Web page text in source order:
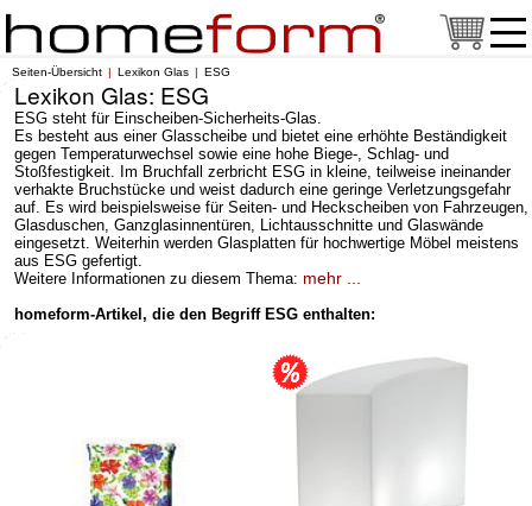
Seiten-Übersicht Lexikon Glas ESG
Lexikon Glas: ESG
ESG steht für Einscheiben-Sicherheits-Glas.
Es besteht aus einer Glasscheibe und bietet eine erhöhte Beständigkeit
gegen Temperaturwechsel sowie eine hohe Biege-, Schlag- und
Stoßfestigkeit. Im Bruchfall zerbricht ESG in kleine, teilweise ineinander
verhakte Bruchstücke und weist dadurch eine geringe Verletzungsgefahr
auf. Es wird beispielsweise für Seiten- und Heckscheiben von Fahrzeugen,
Glasduschen, Ganzglasinnentüren, Lichtausschnitte und Glaswände
eingesetzt. Weiterhin werden Glasplatten für hochwertige Möbel meistens
aus ESG gefertigt.
Weitere Informationen zu diesem Thema: mehr ...
homeform-Artikel, die den Begriff ESG enthalten: